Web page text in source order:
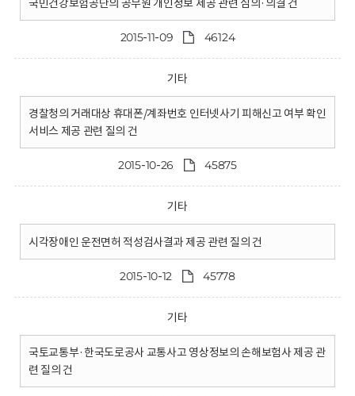
국민건강보험공단의 공무원 개인정보 제공 관련 심의·의결 건
2015-11-09 46124
기타
경찰청의 거래대상 휴대폰/계좌번호 인터넷사기 피해신고 여부 확인
서비스 제공 관련 질의 건
2015-10-26 45875
기타
시각장애인 운전면허 적성검사결과 제공 관련 질의 건
2015-10-12 45778
기타
국토교통부·한국도로공사 교통사고 영상정보의 손해보험사 제공 관
련 질의 건